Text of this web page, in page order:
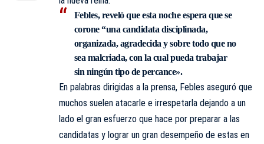
Febles, reveló que esta noche espera que se
corone “una candidata disciplinada,
organizada, agradecida y sobre todo que no
sea malcriada, con la cual pueda trabajar
sin ningún tipo de percance».
En palabras dirigidas a la prensa, Febles aseguró que
muchos suelen atacarle e irrespetarla dejando a un
lado el gran esfuerzo que hace por preparar a las
candidatas y lograr un gran desempeño de estas en